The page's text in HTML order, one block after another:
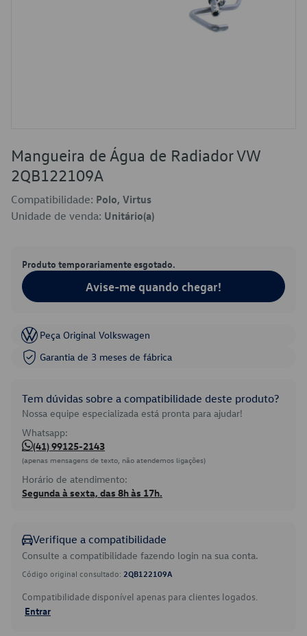
Mangueira de Água de Radiador VW
2QB122109A
Compatibilidade: Polo, Virtus
Unidade de venda: Unitário(a)
Produto temporariamente esgotado.
Avise-me quando chegar!
Peça Original Volkswagen
Garantia de 3 meses de fábrica
Tem dúvidas sobre a compatibilidade deste produto?
Nossa equipe especializada está pronta para ajudar!
Whatsapp:
(41) 99125-2143
(apenas mensagens de texto, não atendemos ligações)
Horário de atendimento:
Segunda à sexta, das 8h às 17h.
Verifique a compatibilidade
Consulte a compatibilidade fazendo login na sua conta.
Código original consultado: 2QB122109A
Compatibilidade disponível apenas para clientes logados.
Entrar